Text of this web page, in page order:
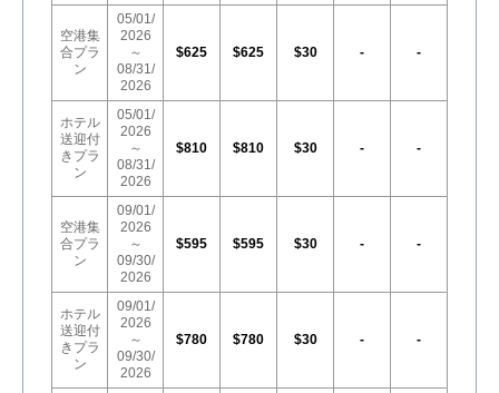
空港集
合プラ
ン
05/01/
2026
～
08/31/
2026
$625 $625 $30 - -
ホテル
送迎付
きプラ
ン
05/01/
2026
～
08/31/
2026
$810 $810 $30 - -
空港集
合プラ
ン
09/01/
2026
～
09/30/
2026
$595 $595 $30 - -
ホテル
送迎付
きプラ
ン
09/01/
2026
～
09/30/
2026
$780 $780 $30 - -